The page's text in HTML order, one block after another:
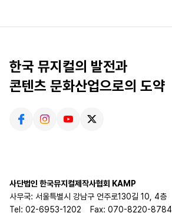
한국 뮤지컬의 발전과
콘텐츠 문화산업으로의 도약
사단법인 한국뮤지컬제작사협회 KAMP
사무국: 서울특별시 강남구 언주로130길 10, 4층
Tel: 02-6953-1202
Fax: 070-8220-8784